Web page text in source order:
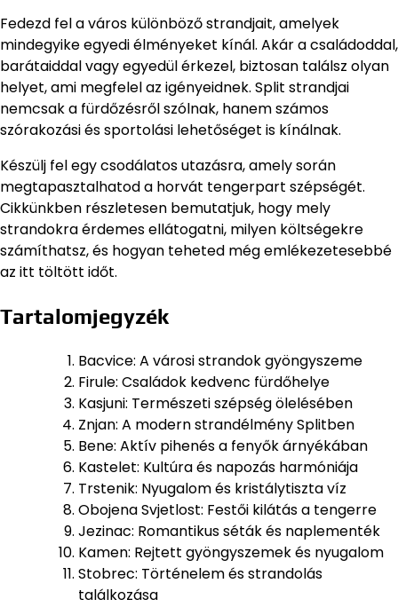
Fedezd fel a város különböző strandjait, amelyek
mindegyike egyedi élményeket kínál. Akár a családoddal,
barátaiddal vagy egyedül érkezel, biztosan találsz olyan
helyet, ami megfelel az igényeidnek. Split strandjai
nemcsak a fürdőzésről szólnak, hanem számos
szórakozási és sportolási lehetőséget is kínálnak.
Készülj fel egy csodálatos utazásra, amely során
megtapasztalhatod a horvát tengerpart szépségét.
Cikkünkben részletesen bemutatjuk, hogy mely
strandokra érdemes ellátogatni, milyen költségekre
számíthatsz, és hogyan teheted még emlékezetesebbé
az itt töltött időt.
Tartalomjegyzék
Bacvice: A városi strandok gyöngyszeme
Firule: Családok kedvenc fürdőhelye
Kasjuni: Természeti szépség ölelésében
Znjan: A modern strandélmény Splitben
Bene: Aktív pihenés a fenyők árnyékában
Kastelet: Kultúra és napozás harmóniája
Trstenik: Nyugalom és kristálytiszta víz
Obojena Svjetlost: Festői kilátás a tengerre
Jezinac: Romantikus séták és naplementék
Kamen: Rejtett gyöngyszemek és nyugalom
Stobrec: Történelem és strandolás
találkozása